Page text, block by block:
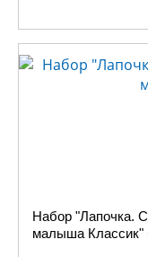
Набор "Лапочка.
малыша Классик"